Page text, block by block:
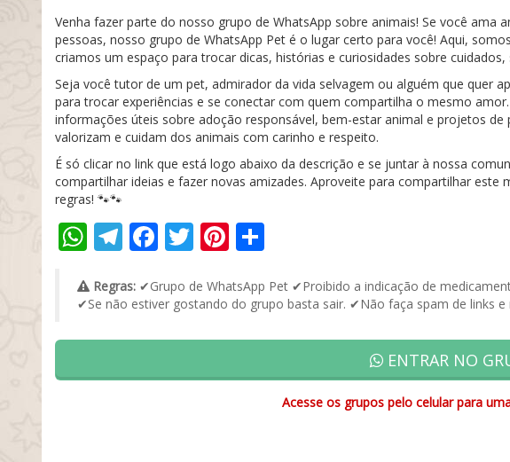
Venha fazer parte do nosso grupo de WhatsApp sobre animais! Se você ama
pessoas, nosso grupo de WhatsApp Pet é o lugar certo para você! Aqui,
criamos um espaço para trocar dicas, histórias e curiosidades sobre
Seja você tutor de um pet, admirador da vida selvagem ou alguém que quer
para trocar experiências e se conectar com quem compartilha o mesmo
informações úteis sobre adoção responsável, bem-estar animal e projetos de
valorizam e cuidam dos animais com carinho e respeito.
É só clicar no link que está logo abaixo da descrição e se juntar à nossa
compartilhar ideias e fazer novas amizades. Aproveite para compartilhar
regras! 🐾🐾
WhatsApp
Telegram
Facebook
TwitterPinterest
Regras: ✔Grupo de WhatsApp Pet ✔Proibido a indicação de
✔Se não estiver gostando do grupo basta sair. ✔Não faça spam de links
ENTRAR NO
Acesse os grupos pelo celular para